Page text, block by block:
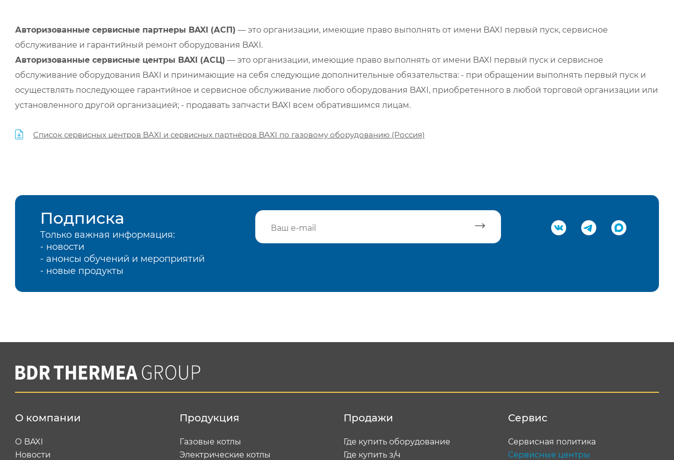
Авторизованные сервисные партнеры BAXI (АСП) — это организации, имеющие право выполнять от имени BAXI первый пуск, сервисное
обслуживание и гарантийный ремонт оборудования BAXI.
Авторизованные сервисные центры BAXI (АСЦ) — это организации, имеющие право выполнять от имени BAXI первый пуск и сервисное
обслуживание оборудования BAXI и принимающие на себя следующие дополнительные обязательства: - при обращении выполнять первый пуск и
осуществлять последующее гарантийное и сервисное обслуживание любого оборудования BAXI, приобретенного в любой торговой организации или
установленного другой организацией; - продавать запчасти BAXI всем обратившимся лицам.
Список сервисных центров BAXI и сервисных партнёров BAXI по газовому оборудованию (Россия)
Подписка
Только важная информация:
- новости
- анонсы обучений и мероприятий
- новые продукты
О компании
О BAXI
Новости
Продукция
Газовые котлы
Электрические котлы
Продажи
Где купить оборудование
Где купить з/ч
Сервис
Сервисная политика
Сервисные центры